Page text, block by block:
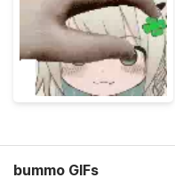
bummo GIFs